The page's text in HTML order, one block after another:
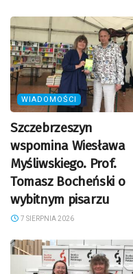
WIADOMOŚCI
Szczebrzeszyn
wspomina Wiesława
Myśliwskiego. Prof.
Tomasz Bocheński o
wybitnym pisarzu
7 SIERPNIA 2026